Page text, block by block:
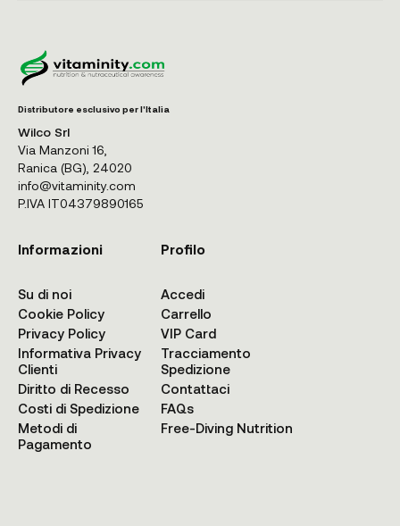
Distributore esclusivo per l'Italia
Wilco Srl
Via Manzoni 16,
Ranica (BG), 24020
info@vitaminity.com
P.IVA IT04379890165
Informazioni
Su di noi
Cookie Policy
Privacy Policy
Informativa Privacy
Clienti
Diritto di Recesso
Costi di Spedizione
Metodi di
Pagamento
Profilo
Accedi
Carrello
VIP Card
Tracciamento
Spedizione
Contattaci
FAQs
Free-Diving Nutrition